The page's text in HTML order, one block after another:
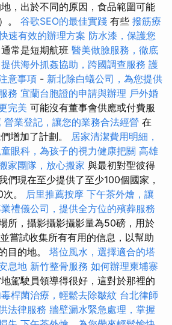
，出於不同的原因，食品範圍可能
。 谷歌SEO的最佳實踐 有些 撥筋療
速有效的辦理方案 防水漆，保護您
通常是短期航班 醫美做臉服務，徹底
提供海外抓姦協助，跨國調查服務 護
意事項 - 新北除白蟻公司，為您提供
務 宜蘭台胞證的申請與辦理 戶外婚
完美 可能沒有董事會供應或付費服
營業登記，讓您的業務合法經營 在
增加了計劃。 居家清潔費用明細，
眼科，為孩子的視力健康把關 高雄
家團隊，放心搬家 與最初對聖彼得
們現在至少提供了至少100個國家，
。 后里推薦按摩 下午茶外燴，讓
禮儀公司，提供全方位的殯葬服務
所，攝影攝影攝影量為50磅，用於
嘗試收集所有有用的信息，以幫助
目的地。 塔位風水，選擇適合的塔
息地 新竹整骨服務 如何辦理柬埔寨
駕駛員領導得很好，這對於那裡的
桿菌治療，輕鬆去除皺紋 台北律師
法律服務 牆壁漏水緊急處理，掌握